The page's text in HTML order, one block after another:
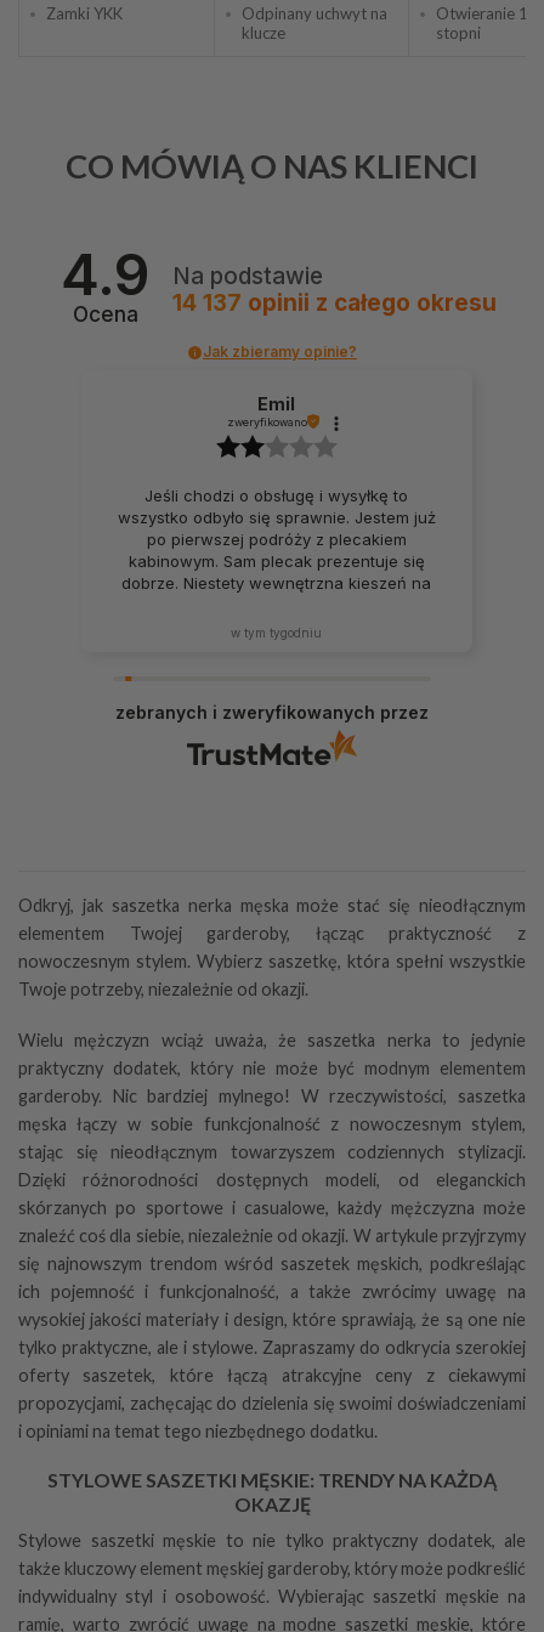
Zamki YKK
Odpinany uchwyt na
klucze
Otwieranie
stopni
CO MÓWIĄ O NAS KLIENCI
4.9
Ocena
Na podstawie
14 137 opinii z całego okresu
Jak zbieramy opinie?
Emil
zweryfikowano
Jeśli chodzi o obsługę i wysyłkę to
wszystko odbyło się sprawnie. Jestem już
po pierwszej podróży z plecakiem
kabinowym. Sam plecak prezentuje się
dobrze. Niestety wewnętrzna kieszeń na
jest dość słabej jakości. Kieszeń na wodę
w tym tygodniu
zebranych i zweryfikowanych przez
Odkryj, jak saszetka nerka męska może stać się nieodłącznym
elementem Twojej garderoby, łącząc praktyczność z
nowoczesnym stylem. Wybierz saszetkę, która spełni wszystkie
Twoje potrzeby, niezależnie od okazji.
Wielu mężczyzn wciąż uważa, że saszetka nerka to jedynie
praktyczny dodatek, który nie może być modnym elementem
garderoby. Nic bardziej mylnego! W rzeczywistości, saszetka
męska łączy w sobie funkcjonalność z nowoczesnym stylem,
stając się nieodłącznym towarzyszem codziennych stylizacji.
Dzięki różnorodności dostępnych modeli, od eleganckich
skórzanych po sportowe i casualowe, każdy mężczyzna może
znaleźć coś dla siebie, niezależnie od okazji. W artykule przyjrzymy
się najnowszym trendom wśród saszetek męskich, podkreślając
ich pojemność i funkcjonalność, a także zwrócimy uwagę na
wysokiej jakości materiały i design, które sprawiają, że są one nie
tylko praktyczne, ale i stylowe. Zapraszamy do odkrycia szerokiej
oferty saszetek, które łączą atrakcyjne ceny z ciekawymi
propozycjami, zachęcając do dzielenia się swoimi doświadczeniami
i opiniami na temat tego niezbędnego dodatku.
STYLOWE SASZETKI MĘSKIE: TRENDY NA KAŻDĄ
OKAZJĘ
Stylowe saszetki męskie to nie tylko praktyczny dodatek, ale
także kluczowy element męskiej garderoby, który może podkreślić
indywidualny styl i osobowość. Wybierając saszetki męskie na
ramię, warto zwrócić uwagę na modne saszetki męskie, które